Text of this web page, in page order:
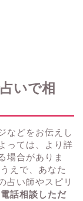
いで相
などをお伝えし
っては、より詳
場合がありま
えで、あなた
占い師やスピリ
話相談しただ